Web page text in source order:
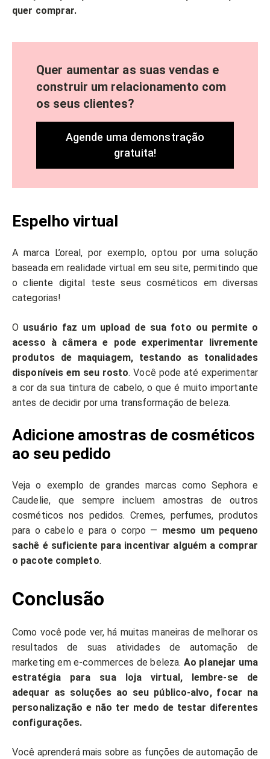
quer comprar.
Quer aumentar as suas vendas e
construir um relacionamento com
os seus clientes?
Agende uma demonstração
gratuita!
Espelho virtual
A marca L’oreal, por exemplo, optou por uma solução
baseada em realidade virtual em seu site, permitindo que
o cliente digital teste seus cosméticos em diversas
categorias!
O usuário faz um upload de sua foto ou permite o
acesso à câmera e pode experimentar livremente
produtos de maquiagem, testando as tonalidades
disponíveis em seu rosto. Você pode até experimentar
a cor da sua tintura de cabelo, o que é muito importante
antes de decidir por uma transformação de beleza.
Adicione amostras de cosméticos
ao seu pedido
Veja o exemplo de grandes marcas como Sephora e
Caudelie, que sempre incluem amostras de outros
cosméticos nos pedidos. Cremes, perfumes, produtos
para o cabelo e para o corpo — mesmo um pequeno
sachê é suficiente para incentivar alguém a comprar
o pacote completo.
Conclusão
Como você pode ver, há muitas maneiras de melhorar os
resultados de suas atividades de automação de
marketing em e-commerces de beleza. Ao planejar uma
estratégia para sua loja virtual, lembre-se de
adequar as soluções ao seu público-alvo, focar na
personalização e não ter medo de testar diferentes
configurações.
Você aprenderá mais sobre as funções de automação de